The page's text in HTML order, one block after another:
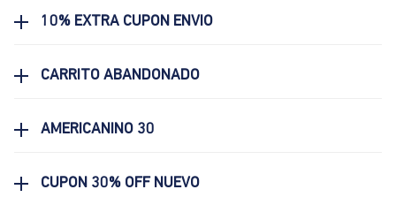
10% EXTRA CUPON ENVIO
CARRITO ABANDONADO
AMERICANINO 30
CUPON 30% OFF NUEVO